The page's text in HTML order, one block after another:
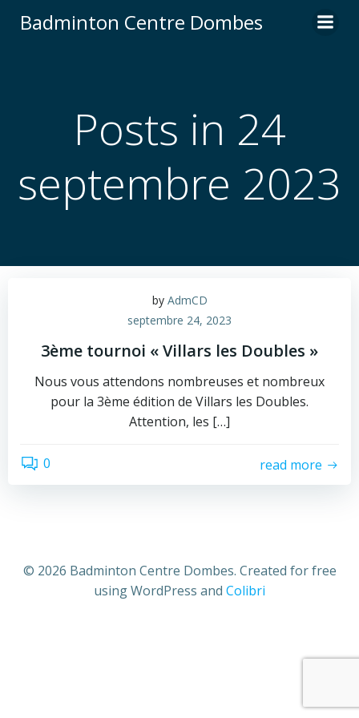
au
Badminton Centre Dombes
Posts in 24
septembre 2023
by AdmCD
septembre 24, 2023
3ème tournoi « Villars les Doubles »
Nous vous attendons nombreuses et nombreux
pour la 3ème édition de Villars les Doubles.
Attention, les […]
0 read more
© 2026 Badminton Centre Dombes. Created for free
using WordPress and Colibri